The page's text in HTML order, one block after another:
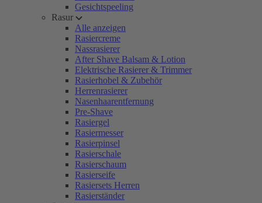
Gesichtspeeling
Rasur
Alle anzeigen
Rasiercreme
Nassrasierer
After Shave Balsam & Lotion
Elektrische Rasierer & Trimmer
Rasierhobel & Zubehör
Herrenrasierer
Nasenhaarentfernung
Pre-Shave
Rasiergel
Rasiermesser
Rasierpinsel
Rasierschale
Rasierschaum
Rasierseife
Rasiersets Herren
Rasierständer